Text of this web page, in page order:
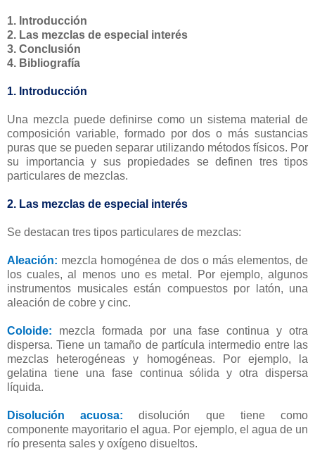
1. Introducción
2. Las mezclas de especial interés
3. Conclusión
4. Bibliografía
1. Introducción
Una mezcla puede definirse como un sistema material de
composición variable, formado por dos o más sustancias
puras que se pueden separar utilizando métodos físicos. Por
su importancia y sus propiedades se definen tres tipos
particulares de mezclas.
2. Las mezclas de especial interés
Se destacan tres tipos particulares de mezclas:
Aleación: mezcla homogénea de dos o más elementos, de
los cuales, al menos uno es metal. Por ejemplo, algunos
instrumentos musicales están compuestos por latón, una
aleación de cobre y cinc.
Coloide: mezcla formada por una fase continua y otra
dispersa. Tiene un tamaño de partícula intermedio entre las
mezclas heterogéneas y homogéneas. Por ejemplo, la
gelatina tiene una fase continua sólida y otra dispersa
líquida.
Disolución acuosa: disolución que tiene como
componente mayoritario el agua. Por ejemplo, el agua de un
río presenta sales y oxígeno disueltos.